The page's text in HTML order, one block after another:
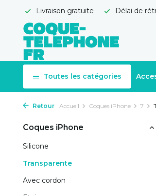
Livraison gratuite Délai de
Toutes les catégories
Retour Accueil Coques iPhone 7
Coques iPhone
Silicone
Transparente
Avec cordon